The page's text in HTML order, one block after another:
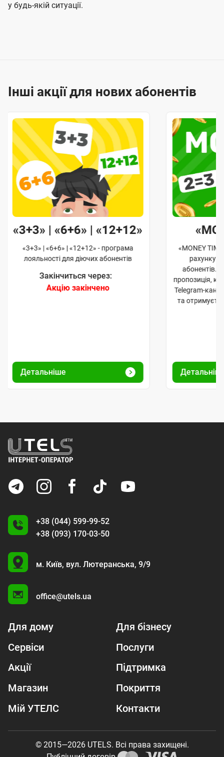
у будь-якій ситуації.
Інші акції для нових абонентів
«3+3» | «6+6» | «12+12»
«3+3» | «6+6» | «12+12» - програма
лояльності для діючих абонентів
Закінчиться через:
Акцію закінчено
Детальніше
«MONEY
рахунку
абонентів.
пропозиція,
Telegram-
та
+38 (044) 599-99-52
+38 (093) 170-03-50
U
м. Київ, вул. Лютеранська, 9/9
office@utels.ua
Для дому
Для бізнесу
Сервіси
Послуги
Акції
Підтримка
Магазин
Покриття
Мій УТЕЛС
Контакти
© 2015—2026 UTELS. Всі права захищені.